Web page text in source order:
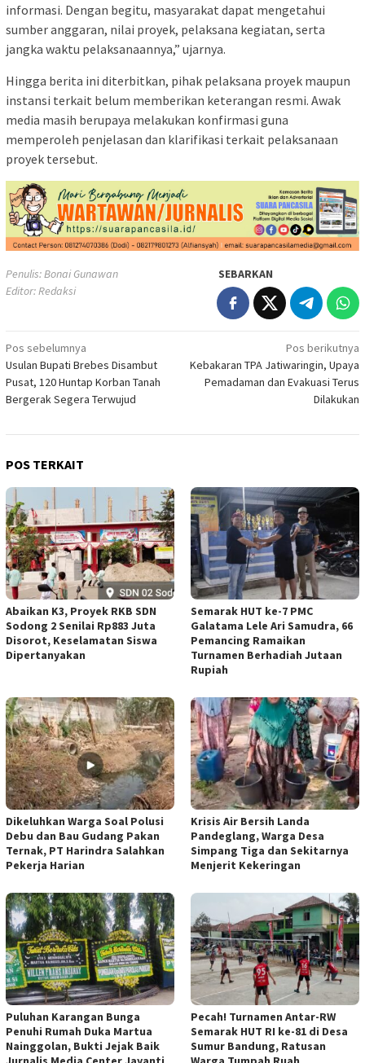
informasi. Dengan begitu, masyarakat dapat mengetahui
sumber anggaran, nilai proyek, pelaksana kegiatan, serta
jangka waktu pelaksanaannya,” ujarnya.
Hingga berita ini diterbitkan, pihak pelaksana proyek maupun
instansi terkait belum memberikan keterangan resmi. Awak
media masih berupaya melakukan konfirmasi guna
memperoleh penjelasan dan klarifikasi terkait pelaksanaan
proyek tersebut.
Penulis: Bonai Gunawan
Editor: Redaksi
SEBARKAN
Navigasi
pos
Pos sebelumnya
Usulan Bupati Brebes Disambut
Pusat, 120 Huntap Korban Tanah
Bergerak Segera Terwujud
Pos berikutnya
Kebakaran TPA Jatiwaringin, Upaya
Pemadaman dan Evakuasi Terus
Dilakukan
POS TERKAIT
Abaikan K3, Proyek RKB SDN
Sodong 2 Senilai Rp883 Juta
Disorot, Keselamatan Siswa
Dipertanyakan
Semarak HUT ke-7 PMC
Galatama Lele Ari Samudra, 66
Pemancing Ramaikan
Turnamen Berhadiah Jutaan
Rupiah
Dikeluhkan Warga Soal Polusi
Debu dan Bau Gudang Pakan
Ternak, PT Harindra Salahkan
Pekerja Harian
Krisis Air Bersih Landa
Pandeglang, Warga Desa
Simpang Tiga dan Sekitarnya
Menjerit Kekeringan
Puluhan Karangan Bunga
Penuhi Rumah Duka Martua
Nainggolan, Bukti Jejak Baik
Pecah! Turnamen Antar-RW
Semarak HUT RI ke-81 di Desa
Sumur Bandung, Ratusan